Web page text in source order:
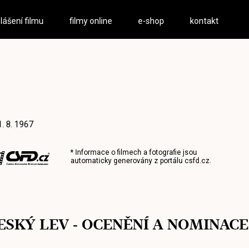
filmu filmy online e-shop kontakt
8. 1967
* Informace o filmech a fotografie jsou
automaticky generovány z portálu csfd.cz.
LEV - OCENĚNÍ A NOMINACE